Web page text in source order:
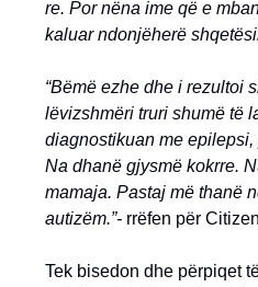
re. Por nëna ime që e
kaluar ndonjëherë
“Bëmë ezhe dhe i rezultoi
lëvizshmëri truri shumë të
diagnostikuan me
Na dhanë gjysmë kokrre.
mamaja. Pastaj më thanë
autizëm.”- rrëfen për
Tek bisedon dhe përpiqet